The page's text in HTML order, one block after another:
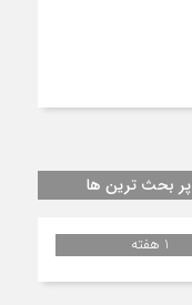
پر بحث ترین ها
1 هفته